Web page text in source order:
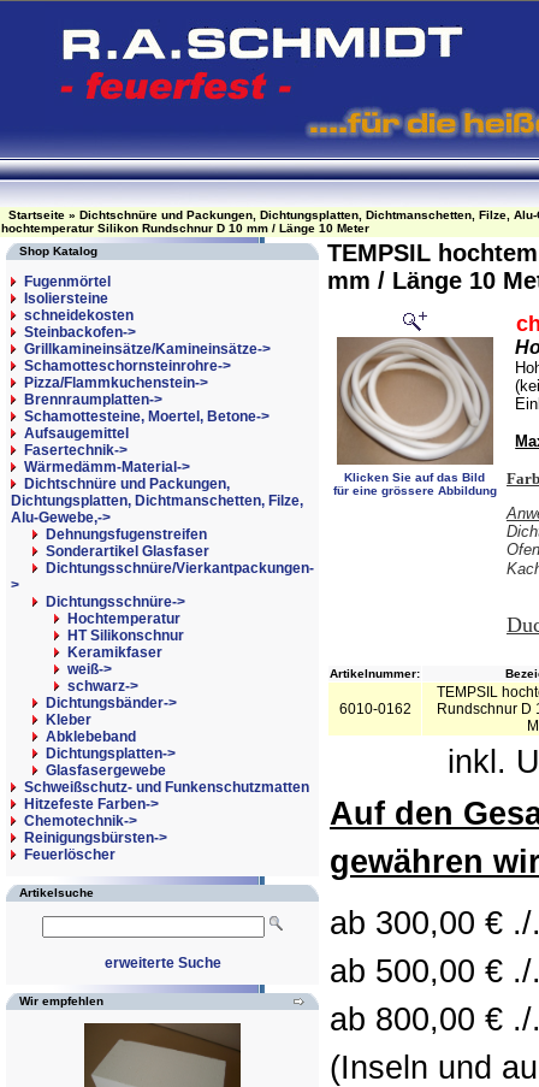
Startseite » Dichtschnüre und Packungen, Dichtungsplatten, Dichtmanschetten, Filze, Alu-
hochtemperatur Silikon Rundschnur D 10 mm / Länge 10 Meter
Shop Katalog
Fugenmörtel
Isoliersteine
schneidekosten
Steinbackofen->
Grillkamineinsätze/Kamineinsätze->
Schamotteschornsteinrohre->
Pizza/Flammkuchenstein->
Brennraumplatten->
Schamottesteine, Moertel, Betone->
Aufsaugemittel
Fasertechnik->
Wärmedämm-Material->
Dichtschnüre und Packungen,
Dichtungsplatten, Dichtmanschetten, Filze,
Alu-Gewebe,->
Dehnungsfugenstreifen
Sonderartikel Glasfaser
Dichtungsschnüre/Vierkantpackungen-
>
Dichtungsschnüre->
Hochtemperatur
HT Silikonschnur
Keramikfaser
weiß->
schwarz->
Dichtungsbänder->
Kleber
Abklebeband
Dichtungsplatten->
Glasfasergewebe
Schweißschutz- und Funkenschutzmatten
Hitzefeste Farben->
Chemotechnik->
Reinigungsbürsten->
Feuerlöscher
Artikelsuche
erweiterte Suche
Wir empfehlen
TEMPSIL
mm / Länge 10
Klicken Sie auf das Bild
für eine grössere Abbildung
Artikelnummer:
6010-0162
TEMPSIL
Rundschnur D
inkl.
Auf den
gewähren
ab 300,00 €
ab 500,00 €
ab 800,00 €
(Inseln und